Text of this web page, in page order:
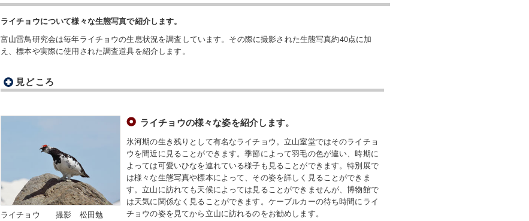
ライチョウについて様々な生態写真で紹介します。
富山雷鳥研究会は毎年ライチョウの生息状況を調査しています。その際に撮影された生態写真約40点に加
え、標本や実際に使用された調査道具を紹介します。
見どころ
ライチョウ 撮影 松田勉
ライチョウの様々な姿を紹介します。
氷河期の生き残りとして有名なライチョウ。立山室堂ではそのライチョ
ウを間近に見ることができます。季節によって羽毛の色が違い、時期に
よっては可愛いひなを連れている様子も見ることができます。特別展で
は様々な生態写真や標本によって、その姿を詳しく見ることができま
す。立山に訪れても天候によっては見ることができませんが、博物館で
は天気に関係なく見ることができます。ケーブルカーの待ち時間にライ
チョウの姿を見てから立山に訪れるのをお勧めします。